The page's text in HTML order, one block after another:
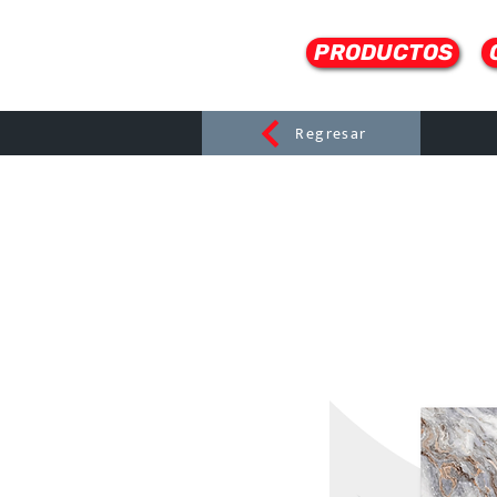
C
PRODUCTOS
Regresar